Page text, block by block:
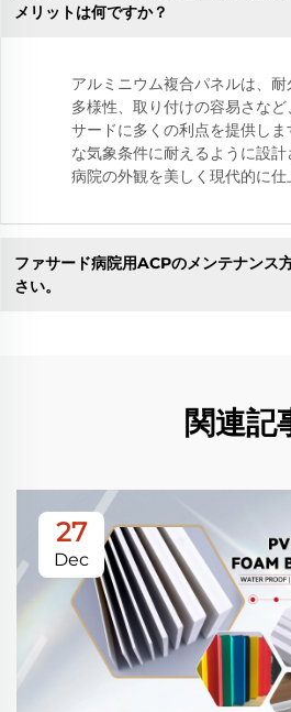
メリットは何ですか？
アルミニウム複合パネルは、
多様性、取り付けの容易さな
サードに多くの利点を提供しま
な気象条件に耐えるように設計
病院の外観を美しく現代的に仕
ファサード病院用ACPのメンテナンス
さい。
関連記
27
Dec